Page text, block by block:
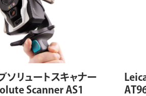
ソリュートスキャナー
Scanner AS1